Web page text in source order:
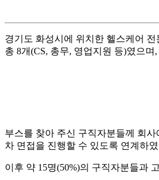
경기도 화성시에 위치한 헬스케어
총 8개(CS, 총무, 영업지원 등)였으
부스를 찾아 주신 구직자분들께 회
차 면접을 진행할 수 있도록 연계하
이후 약 15명(50%)의 구직자분들과